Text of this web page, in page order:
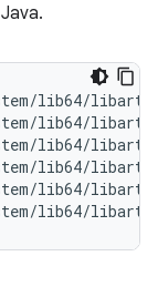
lib64/
lib64/
lib64/
lib64/
lib64/